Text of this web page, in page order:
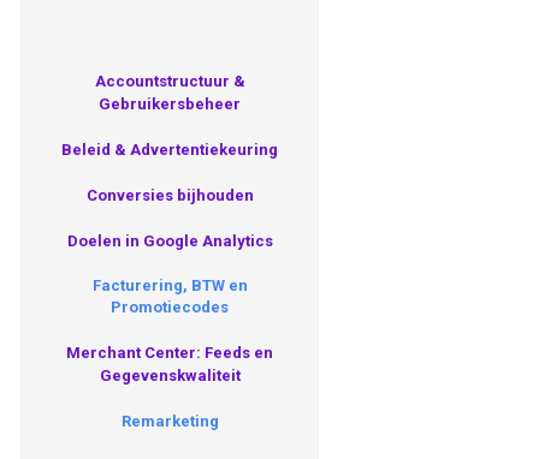
Accountstructuur &
Gebruikersbeheer
Beleid & Advertentiekeuring
Conversies bijhouden
Doelen in Google Analytics
Facturering, BTW en
Promotiecodes
Merchant Center: Feeds en
Gegevenskwaliteit
Remarketing